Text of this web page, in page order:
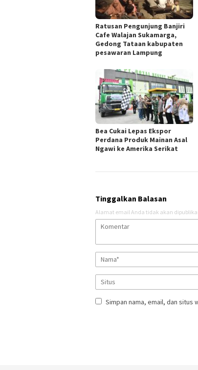
Ratusan Pengunjung Banjiri
Cafe Walajan Sukamarga,
Gedong Tataan kabupaten
pesawaran Lampung
Bea Cukai Lepas Ekspor
Perdana Produk Mainan Asal
Ngawi ke Amerika Serikat
Tinggalkan Balasan
Alamat email Anda tidak akan
Simpan nama, email, dan situs